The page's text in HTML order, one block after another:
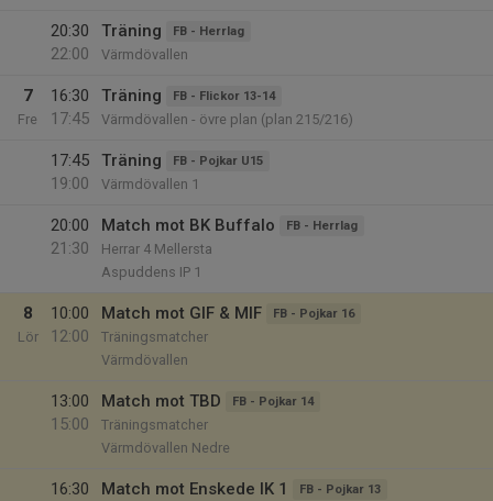
20:30
22:00
Träning FB - Herrlag
Värmdövallen
7
Fre
16:30
17:45
Träning FB - Flickor 13-14
Värmdövallen - övre plan (plan 215/216)
17:45
19:00
Träning FB - Pojkar U15
Värmdövallen 1
20:00
21:30
Match mot BK Buffalo FB - Herrlag
Herrar 4 Mellersta
Aspuddens IP 1
8
Lör
10:00
12:00
Match mot GIF & MIF FB - Pojkar 16
Träningsmatcher
Värmdövallen
13:00
15:00
Match mot TBD FB - Pojkar 14
Träningsmatcher
Värmdövallen Nedre
16:30
Match mot Enskede IK 1 FB - Pojkar 13